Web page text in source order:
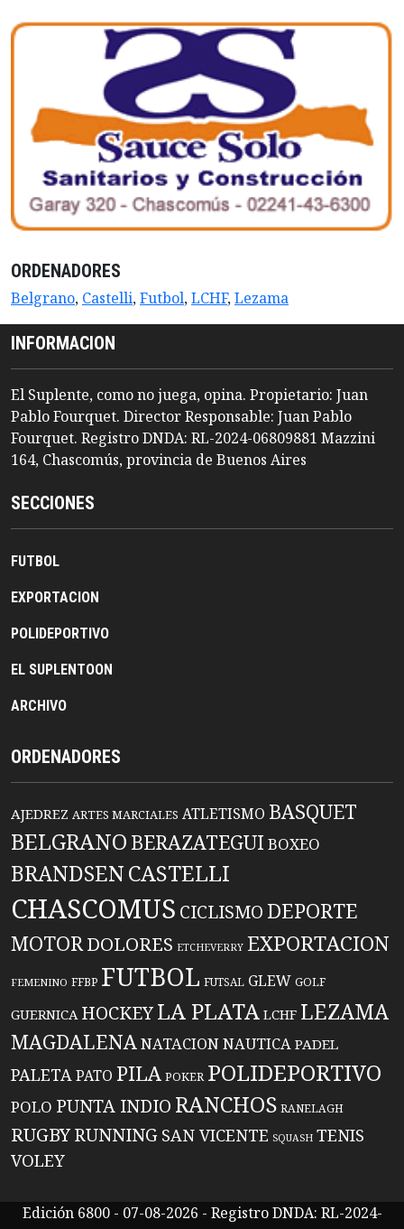
ORDENADORES
Belgrano, Castelli,Futbol,LCHF,Lezama
INFORMACION
El Suplente, como no juega, opina. Propietario: Juan
Pablo Fourquet. Director Responsable: Juan Pablo
Fourquet. Registro DNDA: RL-2024-06809881 Mazzini
164, Chascomús, provincia de Buenos Aires
SECCIONES
FUTBOL
EXPORTACION
POLIDEPORTIVO
EL SUPLENTOON
ARCHIVO
ORDENADORES
AJEDREZ ARTES MARCIALES ATLETISMO BASQUET
BELGRANO BERAZATEGUIBOXEO
BRANDSENCASTELLI
CHASCOMUS CICLISMO DEPORTE
MOTORDOLORES ETCHEVERRY EXPORTACION
FEMENINO FFBP FUTBOL FUTSAL GLEW GOLF
GUERNICA HOCKEYLA PLATA LCHF LEZAMA
MAGDALENANATACIONNAUTICA PADEL
PALETAPATO PILA POKER POLIDEPORTIVO
POLO PUNTA INDIO RANCHOS RANELAGH
RUGBYRUNNING SAN VICENTE SQUASH TENIS
VOLEY
Edición 6800 - 07-08-2026 - Registro DNDA: RL-2024-